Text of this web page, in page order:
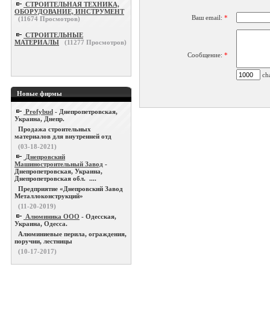
СТРОИТЕЛЬНАЯ ТЕХНИКА,
ОБОРУДОВАНИЕ, ИНСТРУМЕНТ
(11674 Просмотров)
СТРОИТЕЛЬНЫЕ
МАТЕРИАЛЫ
(11277 Просмотров)
Новые фирмы
Profybud - Днепропетровская,
Украина, Днепр.
Продажа строительных
материалов для внутренней отд
(03-18-2021)
Днепровский
Машиностроительный Завод -
Днепропетровская, Украина,
Днепропетровская обл. ....
Предприятие «Днепровский Завод
Металлоконструкций»
(11-20-2019)
Алюминика ООО - Одесская,
Украина, Одесса.
Алюминиевые перила, ограждения,
поручни, лестницы
(10-17-2017)
Ваш email: *
Сообщение: *